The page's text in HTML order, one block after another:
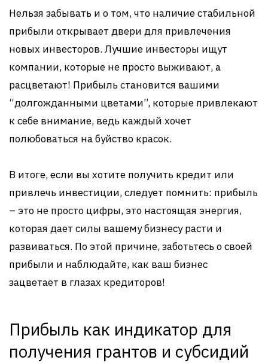
Нельзя забывать и о том, что наличие стабильной
прибыли открывает двери для привлечения
новых инвесторов. Лучшие инвесторы ищут
компании, которые не просто выживают, а
расцветают! Прибыль становится вашими
“долгожданными цветами”, которые привлекают
к себе внимание, ведь каждый хочет
полюбоваться на буйство красок.
В итоге, если вы хотите получить кредит или
привлечь инвестиции, следует помнить: прибыль
– это не просто цифры, это настоящая энергия,
которая дает силы вашему бизнесу расти и
развиваться. По этой причине, заботьтесь о своей
прибыли и наблюдайте, как ваш бизнес
зацветает в глазах кредиторов!
Прибыль как индикатор для
получения грантов и субсидий